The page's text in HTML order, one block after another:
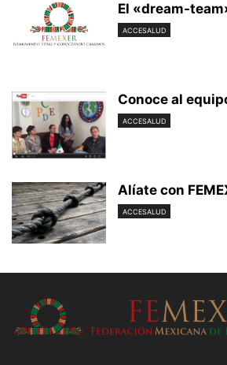
El «dream-
ACCESALUD
Conoce al
ACCESALUD
Alíate con
ACCESALUD